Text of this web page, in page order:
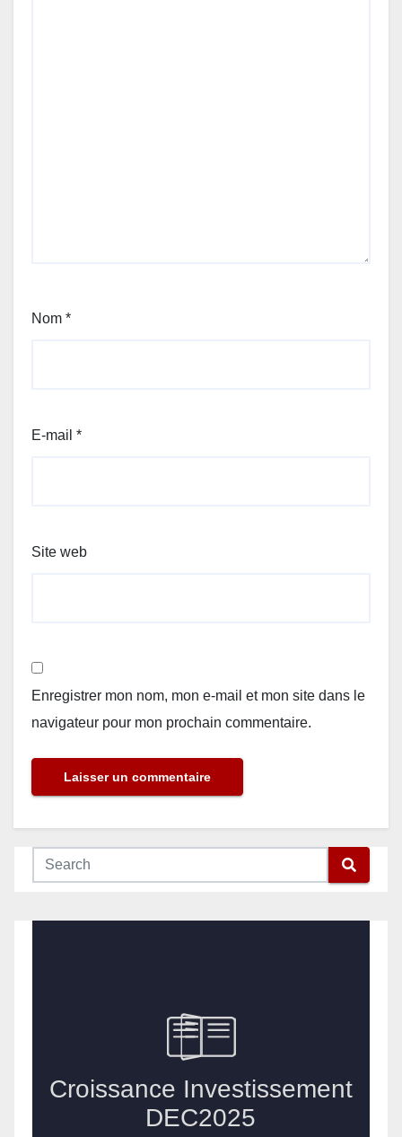
Nom *
E-mail *
Site web
Enregistrer mon nom, mon e-mail et mon site dans le
navigateur pour mon prochain commentaire.